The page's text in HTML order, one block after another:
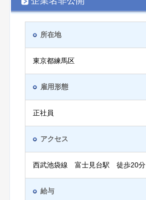
所在地
東京都練馬区
雇用形態
正社員
アクセス
西武池袋線 富士見台駅 徒歩20分
給与